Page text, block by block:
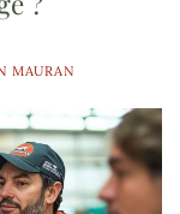
MAURAN